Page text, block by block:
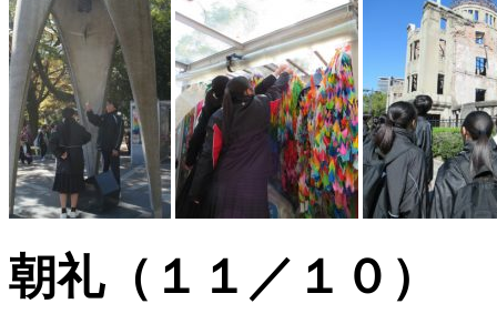
朝礼（１１／１０）